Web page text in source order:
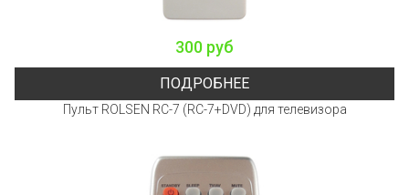
300 руб
ПОДРОБНЕЕ
Пульт ROLSEN RC-7 (RC-7+DVD) для телевизора